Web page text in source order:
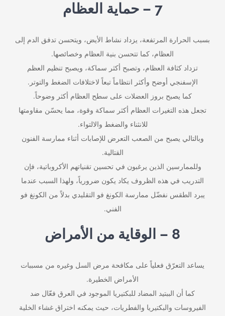
7 – حماية العظام
بسبب الحرارة المرتفعة، يزداد نشاط الأيض، ويتحسن تدفق الدم إلى
العظام، كما تتحسن بنية العظام وخصائصها.
تزداد كثافة العظام، وتصبح أكثر سماكة، ويصبح تنظيم العظم
الإسفنجي أوضح وأكثر انتظاماً تبعاً لاختلافات الضغط والتوتر.
كما يصبح بروز العضلات على سطح العظام أكثر وضوحاً.
تجعل هذه التغيرات العظام أكثر سماكة وقوة، مما يحسّن مقاومتها
للانثناء والضغط والالتواء.
وبالتالي يصبح من الصعب التعرض للإصابات أثناء ممارسة الفنون
القتالية.
وللممارسين الذين يرغبون في تحسين تقنياتهم الأكروباتية، فإن
التدريب في هذه الظروف يكاد يكون ضرورياً، ولهذا السبب عندما
يبرد الطقس نفضّل ممارسة الكونغ فو التقليدي بدلاً من الكونغ فو
الفني.
8 – الوقاية من الأمراض
يساعد التعرّق فعلياً على مكافحة مرض السل وغيره من مسببات
الأمراض الخطيرة.
كما أن الببتيد المضاد للبكتيريا الموجود في العرق فعّال ضد
الفيروسات والبكتيريا والفطريات، حيث يمكنه اختراق غشاء الخلية